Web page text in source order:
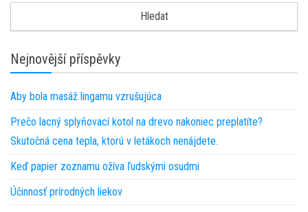
Nejnovější příspěvky
Aby bola masáž lingamu vzrušujúca
Prečo lacný splyňovací kotol na drevo nakoniec preplatíte?
Skutočná cena tepla, ktorú v letákoch nenájdete.
Keď papier zoznamu ožíva ľudskými osudmi
Účinnosť prírodných liekov